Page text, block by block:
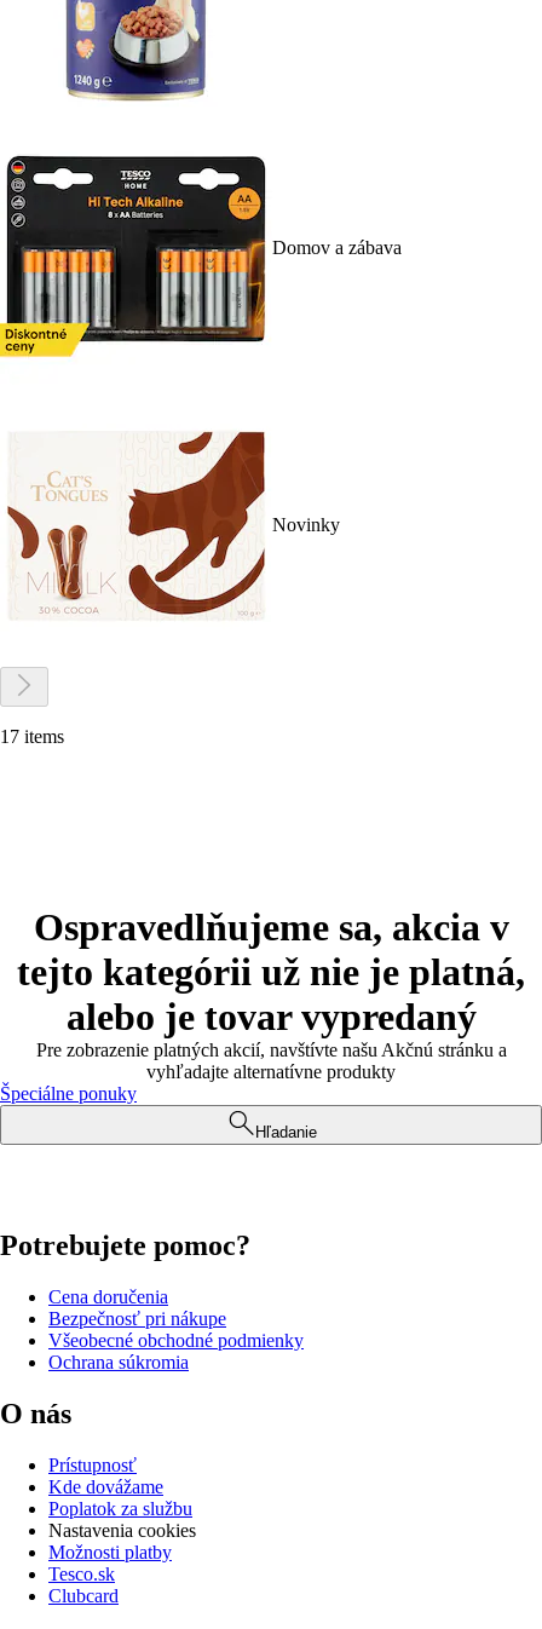
Domov a zábava
Novinky
17 items
Ospravedlňujeme sa, akcia v
tejto kategórii už nie je platná,
alebo je tovar vypredaný
Pre zobrazenie platných akcií, navštívte našu Akčnú stránku a
vyhľadajte alternatívne produkty
Špeciálne ponuky
Hľadanie
Potrebujete pomoc?
Cena doručenia
Bezpečnosť pri nákupe
Všeobecné obchodné podmienky
Ochrana súkromia
O nás
Prístupnosť
Kde dovážame
Poplatok za službu
Nastavenia cookies
Možnosti platby
Tesco.sk
Clubcard